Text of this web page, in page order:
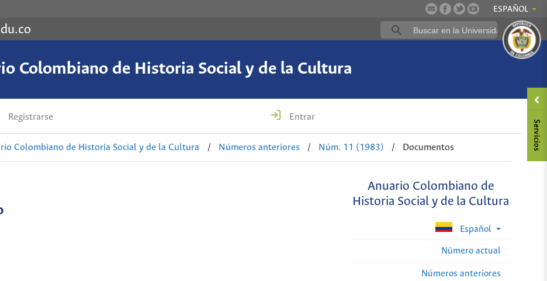
ESPAÑOL
Colombiano de Historia Social y de la Cultura
Registrarse Entrar
Colombiano de Historia Social y de la Cultura / Números anteriores / Núm. 11 (1983) / Documentos
Anuario Colombiano de
Historia Social y de la Cultura
Español
Número actual
Números anteriores